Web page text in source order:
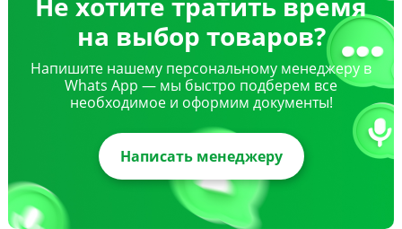
на выбор товаров?
Напишите нашему персональному менеджеру в
Whats App — мы быстро подберем все
необходимое и оформим документы!
Написать менеджеру